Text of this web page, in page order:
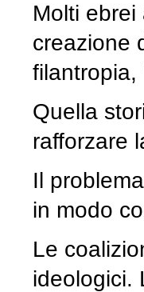
Molti
creazione
filantropia,
Quella
rafforzare
Il
in modo
Le
ideologici.